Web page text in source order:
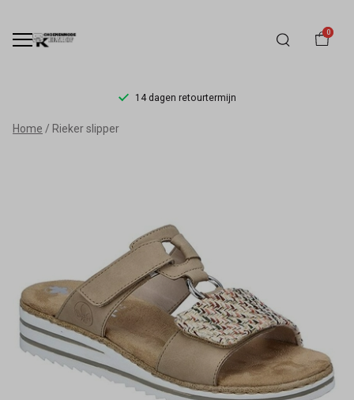
0
14 dagen retourtermijn
Rieker
Schoenmode
Kerkhof
Home Rieker slipper